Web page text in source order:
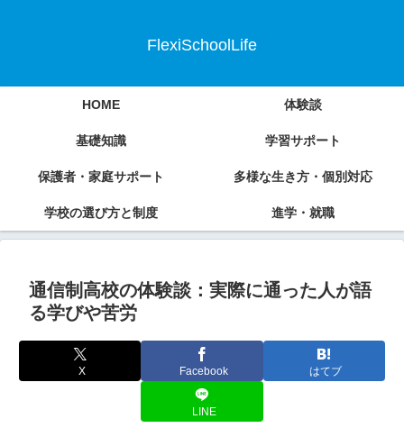
FlexiSchoolLife
HOME 体験談
基礎知識 学習サポート
保護者・家庭サポート 多様な生き方・個別対応
学校の選び方と制度 進学・就職
通信制高校の体験談：実際に通った人が語
る学びや苦労
X Facebook はてブ
LINE